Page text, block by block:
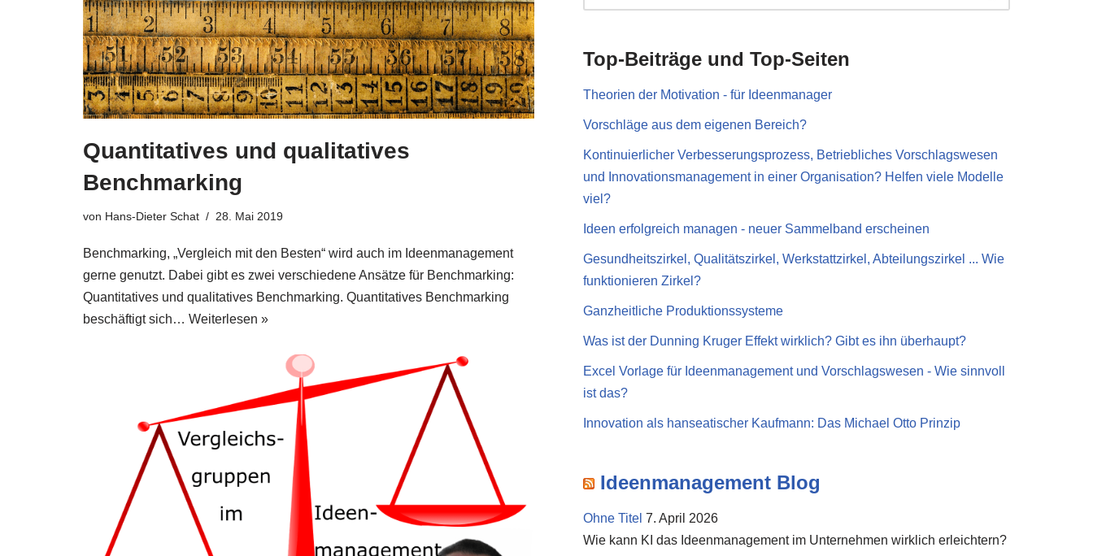
Quantitatives und qualitatives
Benchmarking
von Hans-Dieter Schat 28. Mai 2019
Bench­mar­king, „Ver­gleich mit den Besten“ wird auch im Ideen­ma­nage­ment
ger­ne genutzt. Dabei gibt es zwei ver­schie­de­ne Ansät­ze für Bench­mar­king:
Quan­ti­ta­ti­ves und qua­li­ta­ti­ves Bench­mar­king. Quan­ti­ta­ti­ves Bench­mar­king
beschäf­tigt sich… Wei­ter­le­sen »
Top-Beiträge und Top-Seiten
Theorien der Motivation - für Ideenmanager
Vorschläge aus dem eigenen Bereich?
Kontinuierlicher Verbesserungsprozess, Betriebliches Vorschlagswesen
und Innovationsmanagement in einer Organisation? Helfen viele Modelle
viel?
Ideen erfolgreich managen - neuer Sammelband erscheinen
Gesundheitszirkel, Qualitätszirkel, Werkstattzirkel, Abteilungszirkel ... Wie
funktionieren Zirkel?
Ganzheitliche Produktionssysteme
Was ist der Dunning Kruger Effekt wirklich? Gibt es ihn überhaupt?
Excel Vorlage für Ideenmanagement und Vorschlagswesen - Wie sinnvoll
ist das?
Innovation als hanseatischer Kaufmann: Das Michael Otto Prinzip
Ideenmanagement Blog
Ohne Titel 7. April 2026
Wie kann KI das Ideenmanagement im Unternehmen wirklich erleichtern?